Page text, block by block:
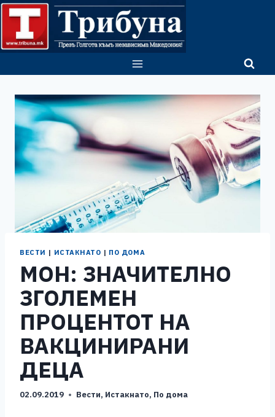
Skip
content
ВЕСТИ | ИСТАКНАТО | ПО ДОМА
МОН: ЗНАЧИТЕЛНО
ЗГОЛЕМЕН
ПРОЦЕНТОТ НА
ВАКЦИНИРАНИ
ДЕЦА
02.09.2019 Вести, Истакнато, По дома